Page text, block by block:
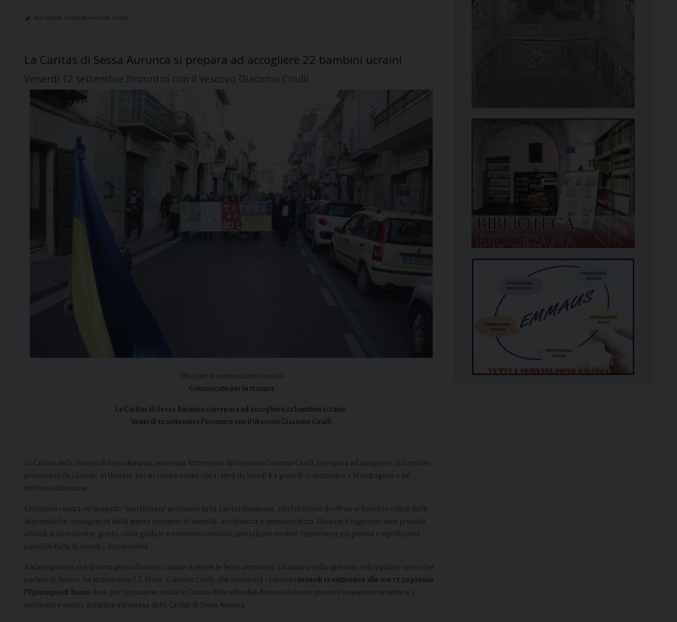
Apri Ucraina Campo estivo caritas ucraina
La Caritas di Sessa Aurunca si prepara ad accogliere 22 bambini ucraini
Venerdì 12 settembre l’incontro con il Vescovo Giacomo Cirulli
Uffici per le comunicazioni sociali
Comunicato per la stampa
La Caritas di Sessa Aurunca si prepara ad accogliere 22 bambini ucraini.
Venerdì 12 settembre l’incontro con il Vescovo Giacomo Cirulli
La Caritas della Diocesi di Sessa Aurunca, sostenuta fortemente dal Vescovo Giacomo Cirulli, si prepara ad accogliere 22 bambini
provenienti da Lanivtsi, in Ucraina, per un campo estivo che si terrà da lunedì 8 a giovedì 17 settembre a Mondragone e sul
territorio diocesano.
L’iniziativa rientra nel progetto “Apri Ucraina” promosso dalla Caritas diocesana, con l’obiettivo di offrire ai bambini colpiti dalle
drammatiche conseguenze della guerra momenti di serenità, accoglienza e spensieratezza. Durante il soggiorno sono previste
attività di animazione, giochi, visite guidate e momenti conviviali, pensati per rendere l’esperienza più gioiosa e significativa
possibile fatta di incontri, di prossimità.
«Un’accoglienza che diventa gesto d’amore, capace di lenire le ferite attraverso il balsamo della speranza e di regalare sorrisi che
parlano di futuro»: ha sottolineato S.E. Mons. Giacomo Cirulli, che incontrerà i bambini venerdì 12 settembre alle ore 17.30 presso
l’Episcopio di Teano dove, per l’occasione, invita le Caritas delle altre due diocesi ad essere presenti in questo momento e a
condividere questa iniziativa intrapresa dalla Caritas di Sessa Aurunca.